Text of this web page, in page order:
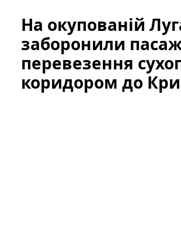
На окупованій
заборонили
перевезення
коридором до